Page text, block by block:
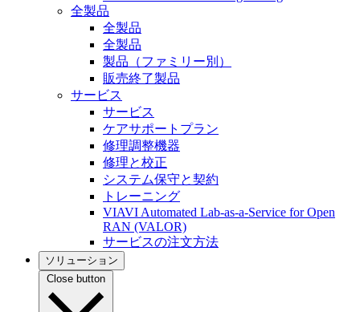
全製品
全製品
全製品
製品（ファミリー別）
販売終了製品
サービス
サービス
ケアサポートプラン
修理調整機器
修理と校正
システム保守と契約
トレーニング
VIAVI Automated Lab-as-a-Service for Open
RAN (VALOR)
サービスの注文方法
ソリューション
Close button